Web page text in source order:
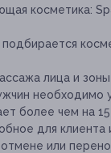
косметика:
лица и
необходимо
более чем на
для клиента
или